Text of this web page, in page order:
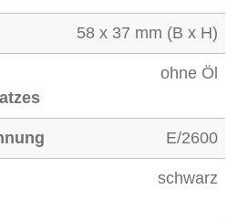
58 x 37 mm (B x H)
ohne Öl
E/2600
schwarz